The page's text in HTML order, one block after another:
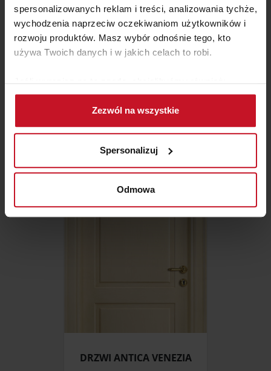
spersonalizowanych reklam i treści, analizowania tychże,
wychodzenia naprzeciw oczekiwaniom użytkowników i
rozwoju produktów. Masz wybór odnośnie tego, kto
używa Twoich danych i w jakich celach to robi.
Jeśli wyrazisz na to zgodę, chcielibyśmy również:
Gromadzić dane dotyczące Twojej lokalizacji
geograficznej z dokładnością nawet do kilku metrów
Identyfikować Twoje urządzenie, aktywnie
(fingerprinting, czyli wirtualny odcisk palca)
Dowiedz się więcej odnośnie tego, jak Twoje osobiste
dane są przetwarzane oraz ustaw własne preferencje w
zmienić lub wycofać swoją zgodę w dowolnej chwili.
analizować ruch w naszej witrynie. Informacje o tym, jak
korzystasz z naszej witryny, udostępniamy partnerom
otrzymanymi od Ciebie lub uzyskanymi podczas
Zezwól na wszystkie
Spersonalizuj
Odmowa
DRZWI METALSPHERE BUCKLE
DRZWI ANTICA VENEZIA